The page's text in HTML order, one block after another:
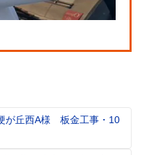
が丘西A様 板金工事・10